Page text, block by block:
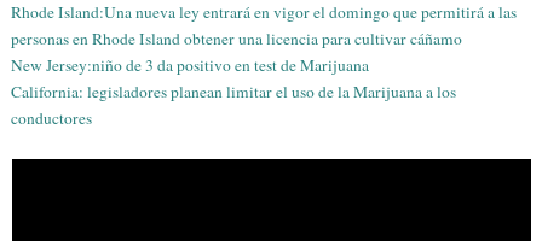
Rhode Island:Una nueva ley entrará en vigor el domingo que permitirá a las
personas en Rhode Island obtener una licencia para cultivar cáñamo
New Jersey:niño de 3 da positivo en test de Marijuana
California: legisladores planean limitar el uso de la Marijuana a los
conductores